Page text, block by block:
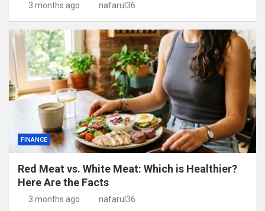
3 months ago nafarul36
FINANCE
Red Meat vs. White Meat: Which is Healthier?
Here Are the Facts
3 months ago nafarul36